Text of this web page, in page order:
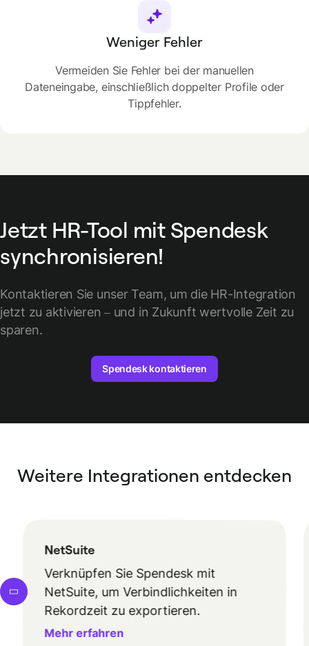
Weniger Fehler
Vermeiden Sie Fehler bei der manuellen
Dateneingabe, einschließlich doppelter Profile oder
Tippfehler.
Jetzt HR-Tool mit Spendesk
synchronisieren!
Kontaktieren Sie unser Team, um die HR-Integration
jetzt zu aktivieren – und in Zukunft wertvolle Zeit zu
sparen.
Spendesk kontaktieren
Weitere Integrationen entdecken
NetSuite
Verknüpfen Sie Spendesk mit
NetSuite, um Verbindlichkeiten in
Rekordzeit zu exportieren.
Mehr erfahren